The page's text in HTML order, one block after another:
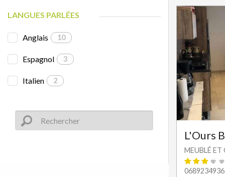
LANGUES PARLÉES
Anglais 10
Espagnol 3
Italien 2
L'Ours
MEUBLÉ ET
0689234936